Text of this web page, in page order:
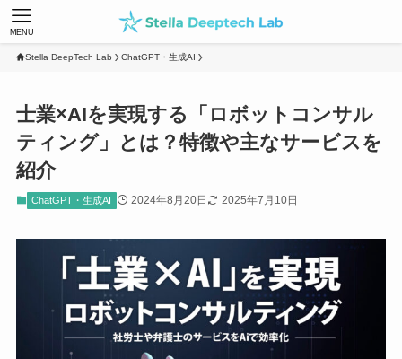
MENU
Stella DeepTech Lab ChatGPT・生成AI
士業×AIを実現する「ロボットコンサル
ティング」とは？特徴や主なサービスを
紹介
ChatGPT・生成AI 2024年8月20日 2025年7月10日